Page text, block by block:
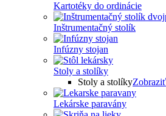
Kartotéky do ordinácie
Inštrumentačný stolík
Infúzny stojan
Stoly a stolíky
Stoly a stolíky
Lekárske paravány